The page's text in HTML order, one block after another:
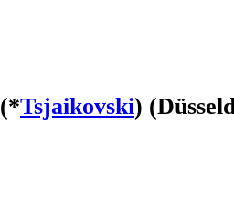
(*Tsjaikovski)